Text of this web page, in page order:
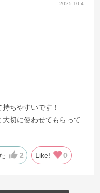
2025.10.4
ちやすいです！
切に使わせてもらって
2 Like! 0